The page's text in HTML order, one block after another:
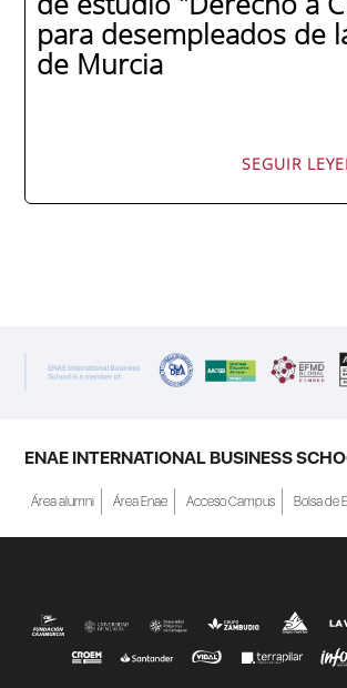
para desempleados de
de Murcia
SEGUIR
a Crecer". El programa está
personas inscritas como
becas de estudio parciales (50%),
de al menos una beca...
ENAE INTERNATIONAL BUSINESS
Área alumni Área Enae Acceso Campus Bolsa de